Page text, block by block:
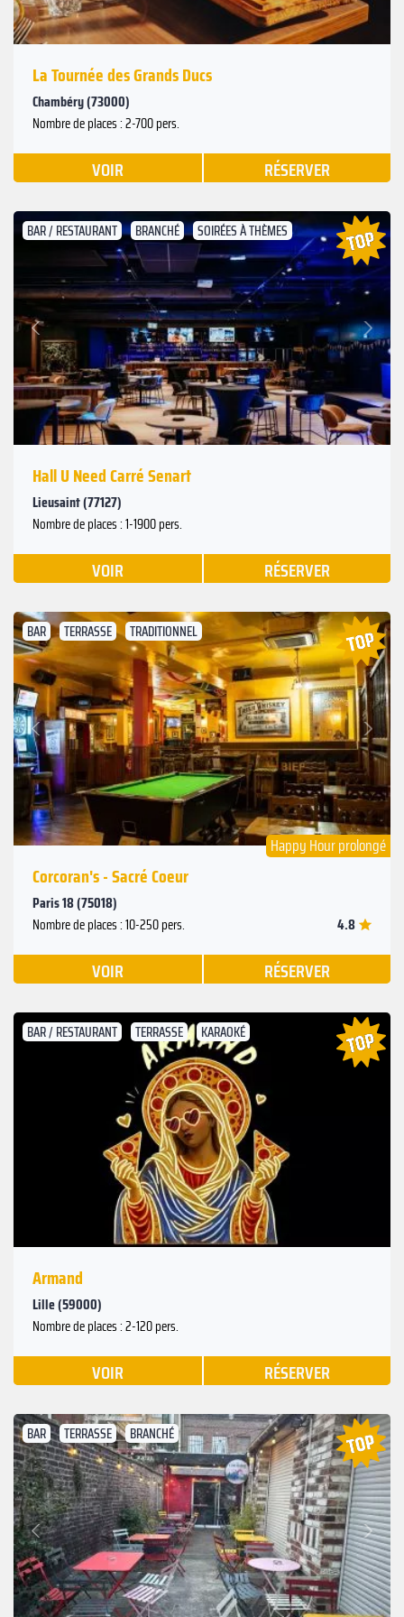
La Tournée des Grands Ducs
Chambéry (73000)
Nombre de places : 2-700 pers.
VOIR RÉSERVER
BAR / RESTAURANT BRANCHÉ SOIRÉES À THÈMES
Précédent
Suivant
Hall U Need Carré Senart
Lieusaint (77127)
Nombre de places : 1-1900 pers.
VOIR RÉSERVER
BAR TERRASSE TRADITIONNEL
Précédent
Suivant
Happy Hour prolongé
Corcoran's - Sacré Coeur
Paris 18 (75018)
Nombre de places : 10-250 pers. 4.8
VOIR RÉSERVER
BAR / RESTAURANT TERRASSE KARAOKÉ
Armand
Lille (59000)
Nombre de places : 2-120 pers.
VOIR RÉSERVER
BAR TERRASSE BRANCHÉ
Précédent
Suivant